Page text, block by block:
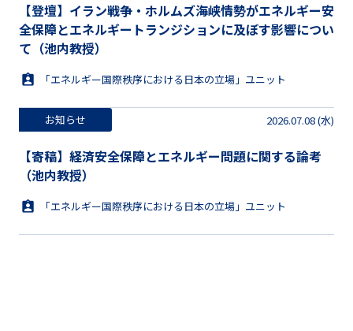
【登壇】イラン戦争・ホルムズ海峡情勢がエネルギー安
全保障とエネルギートランジションに及ぼす影響につい
て（池内教授）
「エネルギー国際秩序における日本の立場」ユニット
お知らせ 2026.07.08 (水)
【寄稿】経済安全保障とエネルギー問題に関する論考
（池内教授）
「エネルギー国際秩序における日本の立場」ユニット